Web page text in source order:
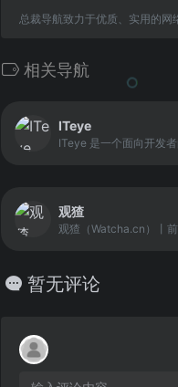
总裁导航致力于优质、实用的网
相关导航
ITeye
观猹
暂无评论